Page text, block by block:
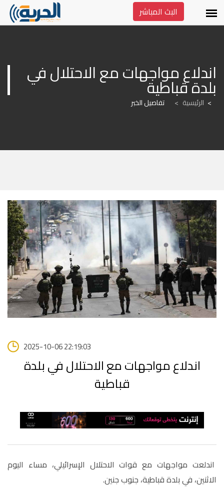
البث المباشر
بلدة قباطية
الرئيسية > تفاصيل الخبر
2025-10-06 22:19:03
اندلاع مواجهات مع الاحتلال في بلدة
قباطية
اندلعت مواجهات مع قوات الاحتلال الإسرائيلي، مساء اليوم
الاثنين، في بلدة قباطية، جنوب جنين.